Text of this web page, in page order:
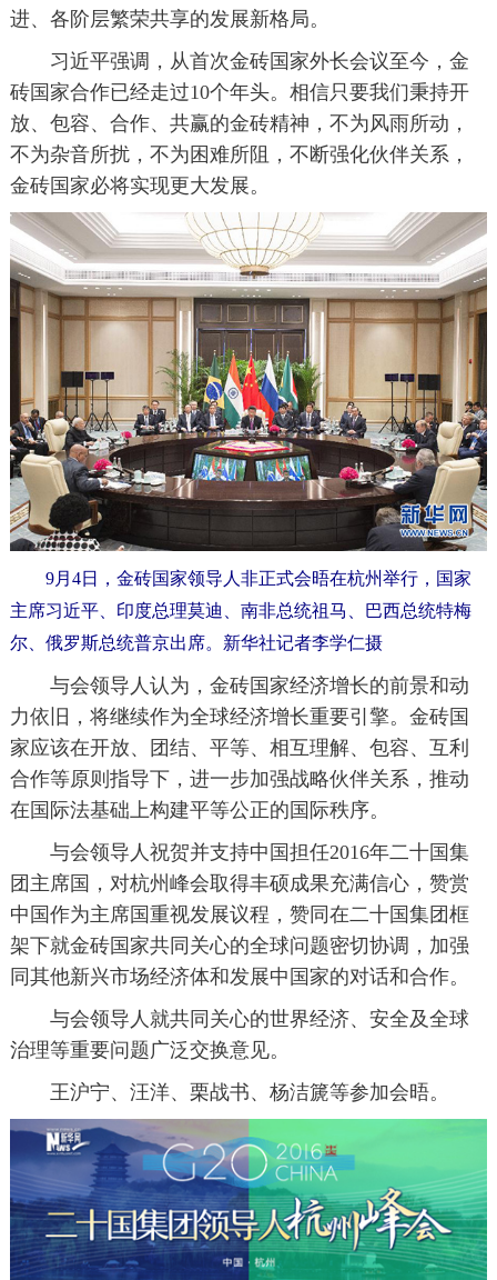
进、各阶层繁荣共享的发展新格局。
习近平强调，从首次金砖国家外长会议至今，金
砖国家合作已经走过10个年头。相信只要我们秉持开
放、包容、合作、共赢的金砖精神，不为风雨所动，
不为杂音所扰，不为困难所阻，不断强化伙伴关系，
金砖国家必将实现更大发展。
9月4日，金砖国家领导人非正式会晤在杭州举行，国家
主席习近平、印度总理莫迪、南非总统祖马、巴西总统特梅
尔、俄罗斯总统普京出席。新华社记者李学仁摄
与会领导人认为，金砖国家经济增长的前景和动
力依旧，将继续作为全球经济增长重要引擎。金砖国
家应该在开放、团结、平等、相互理解、包容、互利
合作等原则指导下，进一步加强战略伙伴关系，推动
在国际法基础上构建平等公正的国际秩序。
与会领导人祝贺并支持中国担任2016年二十国集
团主席国，对杭州峰会取得丰硕成果充满信心，赞赏
中国作为主席国重视发展议程，赞同在二十国集团框
架下就金砖国家共同关心的全球问题密切协调，加强
同其他新兴市场经济体和发展中国家的对话和合作。
与会领导人就共同关心的世界经济、安全及全球
治理等重要问题广泛交换意见。
王沪宁、汪洋、栗战书、杨洁篪等参加会晤。